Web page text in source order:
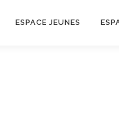
ESPACE JEUNES